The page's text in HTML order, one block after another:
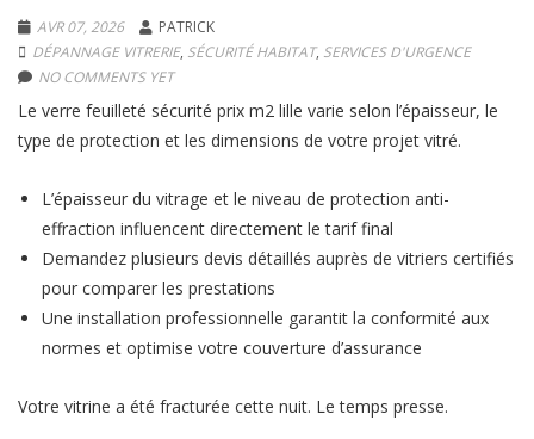
AVR 07, 2026
PATRICK
DÉPANNAGE VITRERIE, SÉCURITÉ HABITAT, SERVICES D'URGENCE
NO COMMENTS YET
Le verre feuilleté sécurité prix m2 lille varie selon l’épaisseur, le
type de protection et les dimensions de votre projet vitré.
L’épaisseur du vitrage et le niveau de protection anti-
effraction influencent directement le tarif final
Demandez plusieurs devis détaillés auprès de vitriers certifiés
pour comparer les prestations
Une installation professionnelle garantit la conformité aux
normes et optimise votre couverture d’assurance
Votre vitrine a été fracturée cette nuit. Le temps presse.